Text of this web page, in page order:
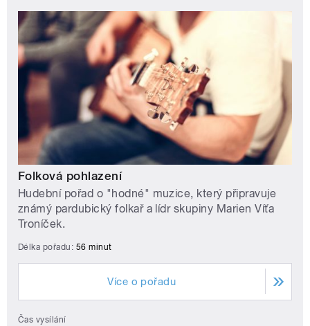
Folková pohlazení
Hudební pořad o "hodné" muzice, který připravuje
známý pardubický folkař a lídr skupiny Marien Víťa
Troníček.
Délka pořadu: 56 minut
Více o pořadu
Čas vysílání